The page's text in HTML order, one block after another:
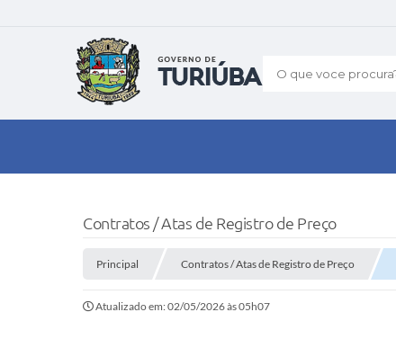
O que voce procura?
Contratos / Atas de Registro de Preço
Principal Contratos / Atas de Registro de Preço
Atualizado em: 02/05/2026 às 05h07